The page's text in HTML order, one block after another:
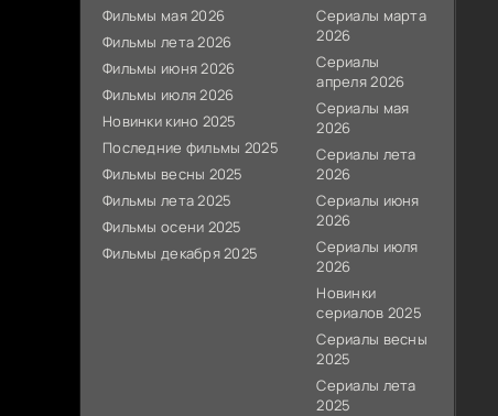
Фильмы мая 2026
Фильмы лета 2026
Фильмы июня 2026
Фильмы июля 2026
Новинки кино 2025
Последние фильмы 2025
Фильмы весны 2025
Фильмы лета 2025
Фильмы осени 2025
Фильмы декабря 2025
Сериалы марта
2026
Сериалы
апреля 2026
Сериалы мая
2026
Сериалы лета
2026
Сериалы июня
2026
Сериалы июля
2026
Новинки
сериалов 2025
Сериалы весны
2025
Сериалы лета
2025